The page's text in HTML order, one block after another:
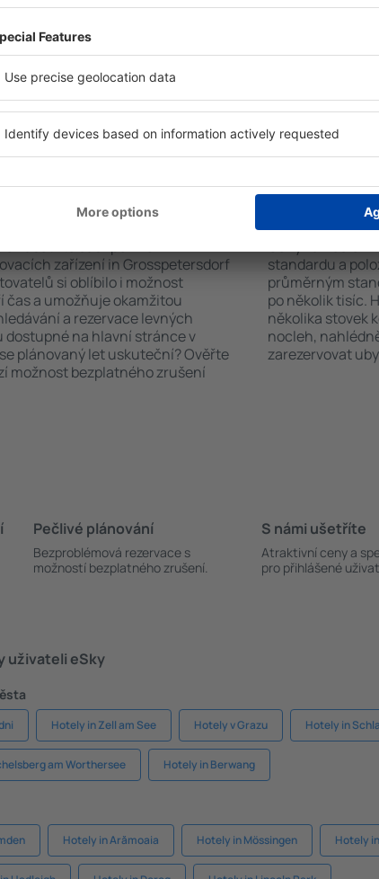
hotel in Grosspetersdorf, je
zařízení na stránce eSky. Díky
to, co hledáte. Do
a vyberte data příjezdu a
počet hostů a pokojů. A máte
před vámi objeví všechna
si pak můžete ověřit
platby za ubytování nebo
od předchozích návštěvníků.
Hotely in
standardem a
patří např.
konferenční
parkování a
ubytovací
výlety po
in Grosspetersdorf?
ušetříte čas i peníze.
zařízení in Grosspetersdorf
si oblíbilo i možnost
čas a umožňuje okamžitou
a rezervace levných
dostupné na hlavní stránce v
plánovaný let uskuteční? Ověřte
možnost bezplatného zrušení
Kolik stojí
Ceny za
standardu a
průměrným
po několik tisíc.
několika stovek
nocleh,
zarezervovat
Pečlivé plánování
Bezproblémová rezervace s
možností bezplatného zrušení.
S námi ušetříte
Atraktivní ceny a
pro přihlášené
uživateli eSky
Hotely in Zell am See Hotely v Grazu Hotely in
am Worthersee Hotely in Berwang
Hotely in Arămoaia Hotely in Mössingen Hotely